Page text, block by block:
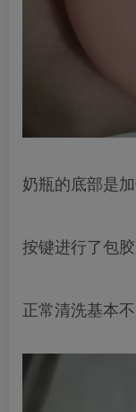
奶瓶的底部是
按键进行了包
正常清洗基本